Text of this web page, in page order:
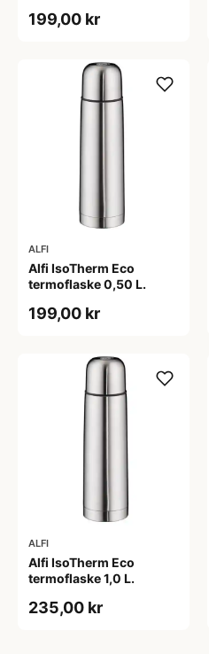
199,00 kr
ALFI
Alfi IsoTherm Eco
termoflaske 0,50 L.
199,00 kr
ALFI
Alfi IsoTherm Eco
termoflaske 1,0 L.
235,00 kr